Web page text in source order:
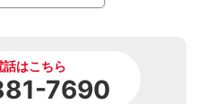
話はこちら
7690